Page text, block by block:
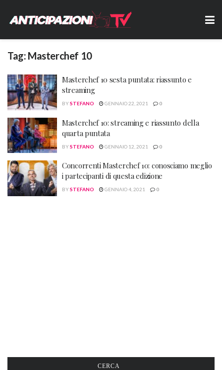
Tag: Masterchef 10
Masterchef 10 sesta puntata: riassunto e
streaming
BYSTEFANO GENNAIO 22, 2021 0
Masterchef 10: streaming e riassunto della
quarta puntata
BYSTEFANO GENNAIO 12, 2021 0
Concorrenti Masterchef 10: conosciamo meglio
i partecipanti di questa edizione
BYSTEFANO GENNAIO 4, 2021 0
CERCA